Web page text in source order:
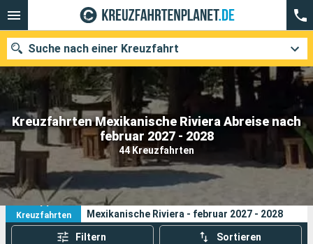
Kreuzfahrten Mexikanische Riviera Abreise nach
februar 2027 - 2028
44 Kreuzfahrten
Suche nach einer Kreuzfahrt
Unsere Ziele
Abfahrtsmonat
Häfen
Suchen
44
Kreuzfahrten
Ihre Suchkriterien:
Mexikanische Riviera - februar 2027 - 2028
Filtern Sortieren